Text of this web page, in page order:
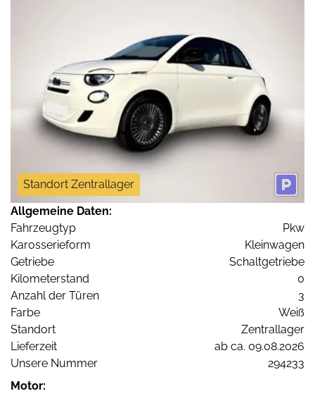
Standort Zentrallager
Allgemeine Daten:
Fahrzeugtyp
Pkw
Karosserieform
Kleinwagen
Getriebe
Schaltgetriebe
Kilometerstand
0
Anzahl der Türen
3
Farbe
Weiß
Standort
Zentrallager
Lieferzeit
ab ca. 09.08.2026
Unsere Nummer
294233
Motor: